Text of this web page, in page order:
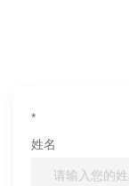
*
姓名